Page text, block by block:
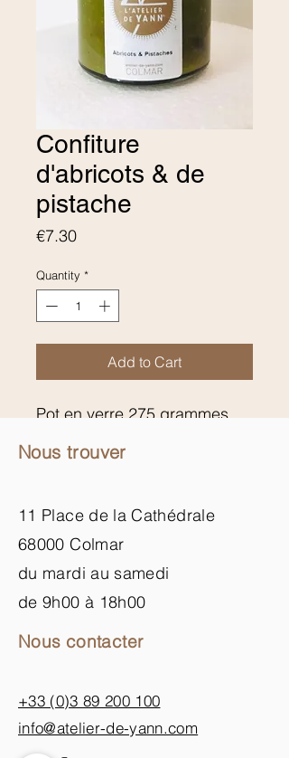
Confiture
d'abricots & de
pistache
€7.30Price
Quantity *
Add to Cart
Pot en verre 275 grammes
Nous trouver
11 Place de la Cathédrale
68000 Colmar
du mardi au samedi
de 9h00 à 18h00
Nous contacter
+33 (0)3 89 200 100​
info@atelier-de-yann.com